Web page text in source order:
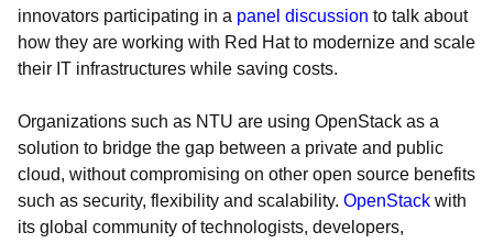
innovators participating in a panel discussion to talk about
how they are working with Red Hat to modernize and scale
their IT infrastructures while saving costs.
Organizations such as NTU are using OpenStack as a
solution to bridge the gap between a private and public
cloud, without compromising on other open source benefits
such as security, flexibility and scalability. OpenStack with
its global community of technologists, developers,